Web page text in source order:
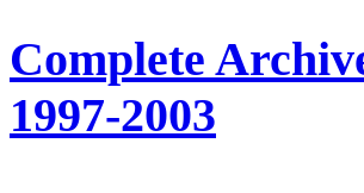
Complete
1997-2003